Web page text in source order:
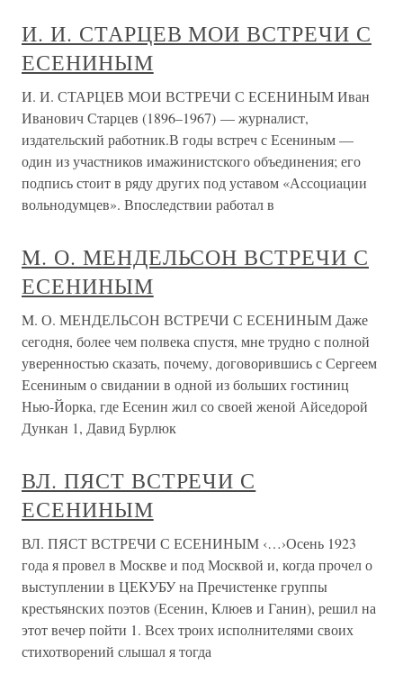
И. И. СТАРЦЕВ МОИ ВСТРЕЧИ С
ЕСЕНИНЫМ
И. И. СТАРЦЕВ МОИ ВСТРЕЧИ С ЕСЕНИНЫМ Иван
Иванович Старцев (1896–1967) — журналист,
издательский работник.В годы встреч с Есениным —
один из участников имажинистского объединения; его
подпись стоит в ряду других под уставом «Ассоциации
вольнодумцев». Впоследствии работал в
M. О. МЕНДЕЛЬСОН ВСТРЕЧИ С
ЕСЕНИНЫМ
M. О. МЕНДЕЛЬСОН ВСТРЕЧИ С ЕСЕНИНЫМ Даже
сегодня, более чем полвека спустя, мне трудно с полной
уверенностью сказать, почему, договорившись с Сергеем
Есениным о свидании в одной из больших гостиниц
Нью-Йорка, где Есенин жил со своей женой Айседорой
Дункан 1, Давид Бурлюк
ВЛ. ПЯСТ ВСТРЕЧИ С
ЕСЕНИНЫМ
ВЛ. ПЯСТ ВСТРЕЧИ С ЕСЕНИНЫМ ‹…›Осень 1923
года я провел в Москве и под Москвой и, когда прочел о
выступлении в ЦЕКУБУ на Пречистенке группы
крестьянских поэтов (Есенин, Клюев и Ганин), решил на
этот вечер пойти 1. Всех троих исполнителями своих
стихотворений слышал я тогда